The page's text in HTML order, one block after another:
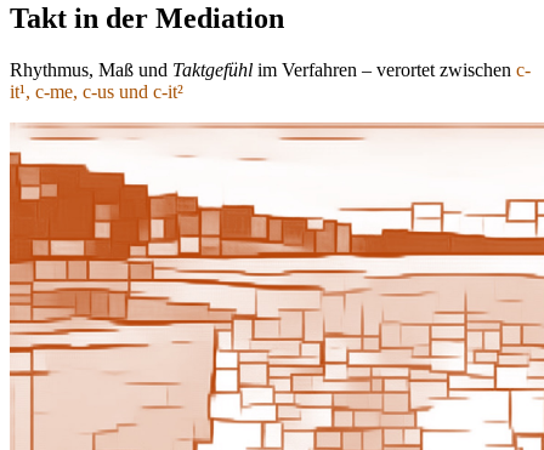
Takt in der Mediation
Rhythmus, Maß und Taktgefühl im Verfahren – verortet zwischen c-
it¹, c-me, c-us und c-it²